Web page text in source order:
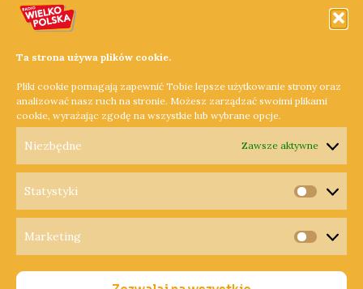
Ta strona używa plików cookie.
Pliki cookie pomagają zapewnić Tobie lepsze użytkowanie strony oraz
analizować nasz ruch na stronie. Możesz zarządzać swoimi plikami
cookie, wyrażając zgodę na wszystkie lub wybrane opcje.
Niezbędne Zawsze aktywne
Statystyki
Marketing